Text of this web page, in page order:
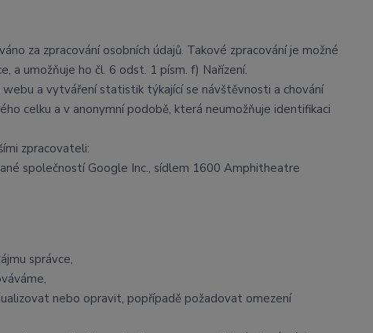
za zpracování osobních údajů. Takové zpracování je možné
a umožňuje ho čl. 6 odst. 1 písm. f) Nařízení.
a vytváření statistik týkající se návštěvnosti a chování
celku a v anonymní podobě, která neumožňuje identifikaci
zpracovateli:
společností Google Inc., sídlem 1600 Amphitheatre
správce,
nebo opravit, popřípadě požadovat omezení